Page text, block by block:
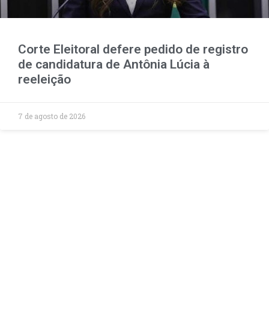
Corte Eleitoral defere pedido de registro
de candidatura de Antônia Lúcia à
reeleição
7 de agosto de 2026